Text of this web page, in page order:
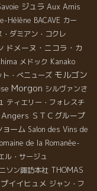
ジュラ Aux Amis
Hélène BACAVE カー
・ダミアン・コクレ
ドメーヌ・ニコラ・カ
メドック Kanako
ト・べニューズ モルゴン
Morgon シルヴァンさ
ティエリー・フォレスチ
Angers ＳＴＣグループ
ョーム Salon des Vins de
de la Romanée-
ル・サージュ
ソン諏訪本社 THOMAS
プイイヒュメ ジャン・フ